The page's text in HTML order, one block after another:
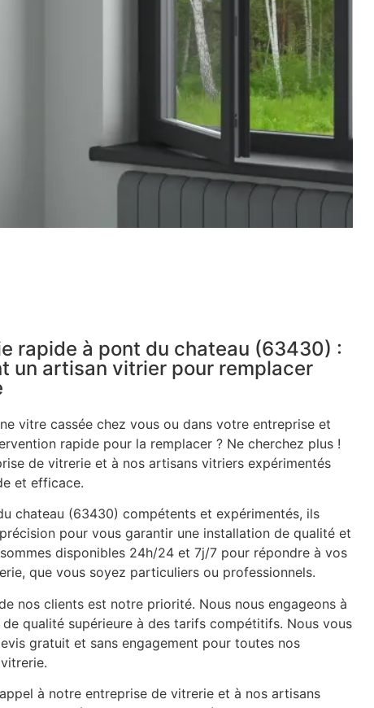
rapide à pont du chateau (63430) :
un artisan vitrier pour remplacer
vitre cassée chez vous ou dans votre entreprise et
rapide pour la remplacer ? Ne cherchez plus !
de vitrerie et à nos artisans vitriers expérimentés
et efficace.
chateau (63430) compétents et expérimentés, ils
pour vous garantir une installation de qualité et
disponibles 24h/24 et 7j/7 pour répondre à vos
que vous soyez particuliers ou professionnels.
nos clients est notre priorité. Nous nous engageons à
qualité supérieure à des tarifs compétitifs. Nous vous
gratuit et sans engagement pour toutes nos
à notre entreprise de vitrerie et à nos artisans